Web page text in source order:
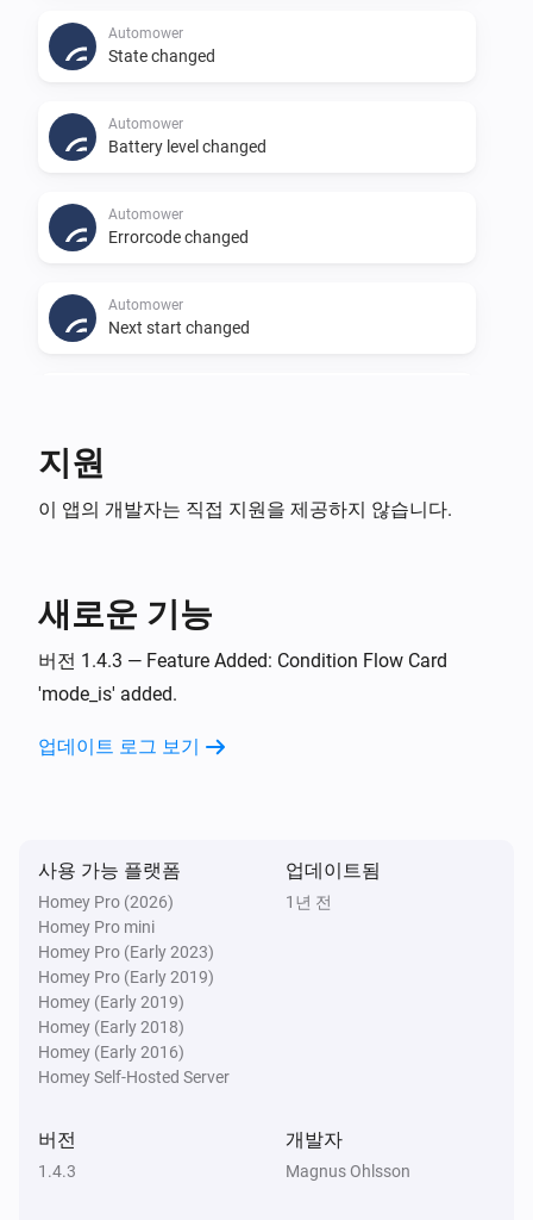
Automower
State changed
Automower
Battery level changed
Automower
Errorcode changed
Automower
Next start changed
Last position changed
Automower
Activity is ...
State is ...
Automower
Last position latitude is greater than
Automower
Last position latitude is less than
Automower
지원
이 앱의 개발자는 직접 지원을 제공하지 않습니다.
새로운 기능
버전 1.4.3 — Feature Added: Condition Flow Card
'mode_is' added.
업데이트 로그 보기
사용 가능 플랫폼
Homey Pro (2026)
Homey Pro mini
Homey Pro (Early 2023)
Homey Pro (Early 2019)
Homey (Early 2019)
Homey (Early 2018)
Homey (Early 2016)
Homey Self-Hosted Server
업데이트됨
1년 전
버전
1.4.3
개발자
Magnus Ohlsson